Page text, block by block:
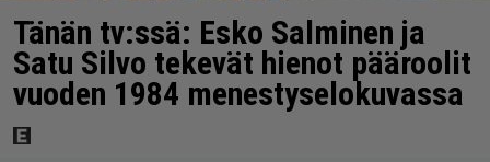
Tänän tv:ssä: Esko Salminen ja
Satu Silvo tekevät hienot pääroolit
vuoden 1984 menestyselokuvassa